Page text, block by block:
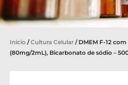
Início /Cultura Celular / DMEM F-12
(80mg/2mL), Bicarbonato de sódio –